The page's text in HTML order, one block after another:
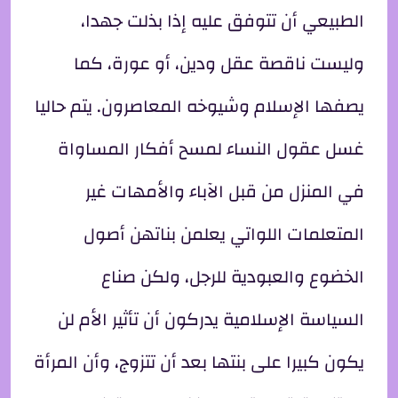
الطبيعي أن تتوفق عليه إذا بذلت جهدا،
وليست ناقصة عقل ودين، أو عورة، كما
يصفها الإسلام وشيوخه المعاصرون. يتم حاليا
غسل عقول النساء لمسح أفكار المساواة
في المنزل من قبل الآباء والأمهات غير
المتعلمات اللواتي يعلمن بناتهن أصول
الخضوع والعبودية للرجل، ولكن صناع
السياسة الإسلامية يدركون أن تأثير الأم لن
يكون كبيرا على بنتها بعد أن تتزوج، وأن المرأة